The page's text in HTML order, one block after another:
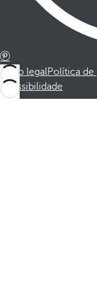
Aviso legalPolítica de
Acessibilidade